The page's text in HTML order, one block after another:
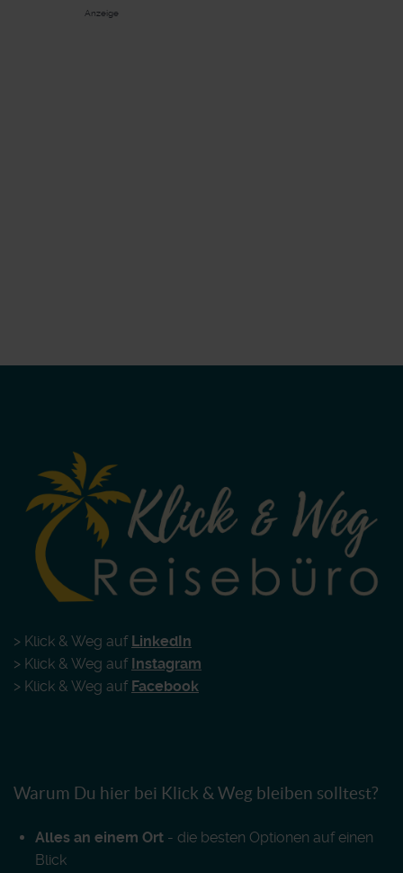
Anzeige
> Klick & Weg auf LinkedIn
> Klick & Weg auf Instagram
> Klick & Weg auf Facebook
Warum Du hier bei Klick & Weg bleiben solltest?
Alles an einem Ort - die besten Optionen auf einen
Blick